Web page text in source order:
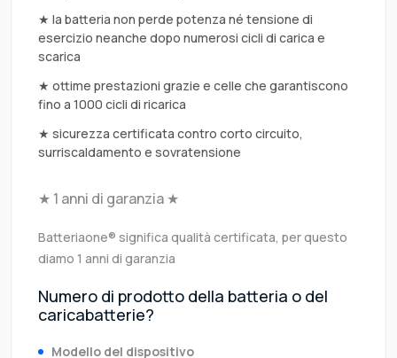
★ la batteria non perde potenza né tensione di
esercizio neanche dopo numerosi cicli di carica e
scarica
★ ottime prestazioni grazie e celle che garantiscono
fino a 1000 cicli di ricarica
★ sicurezza certificata contro corto circuito,
surriscaldamento e sovratensione
★ 1 anni di garanzia ★
Batteriaone® significa qualità certificata, per questo
diamo 1 anni di garanzia
Numero di prodotto della batteria o del
caricabatterie?
Modello del dispositivo